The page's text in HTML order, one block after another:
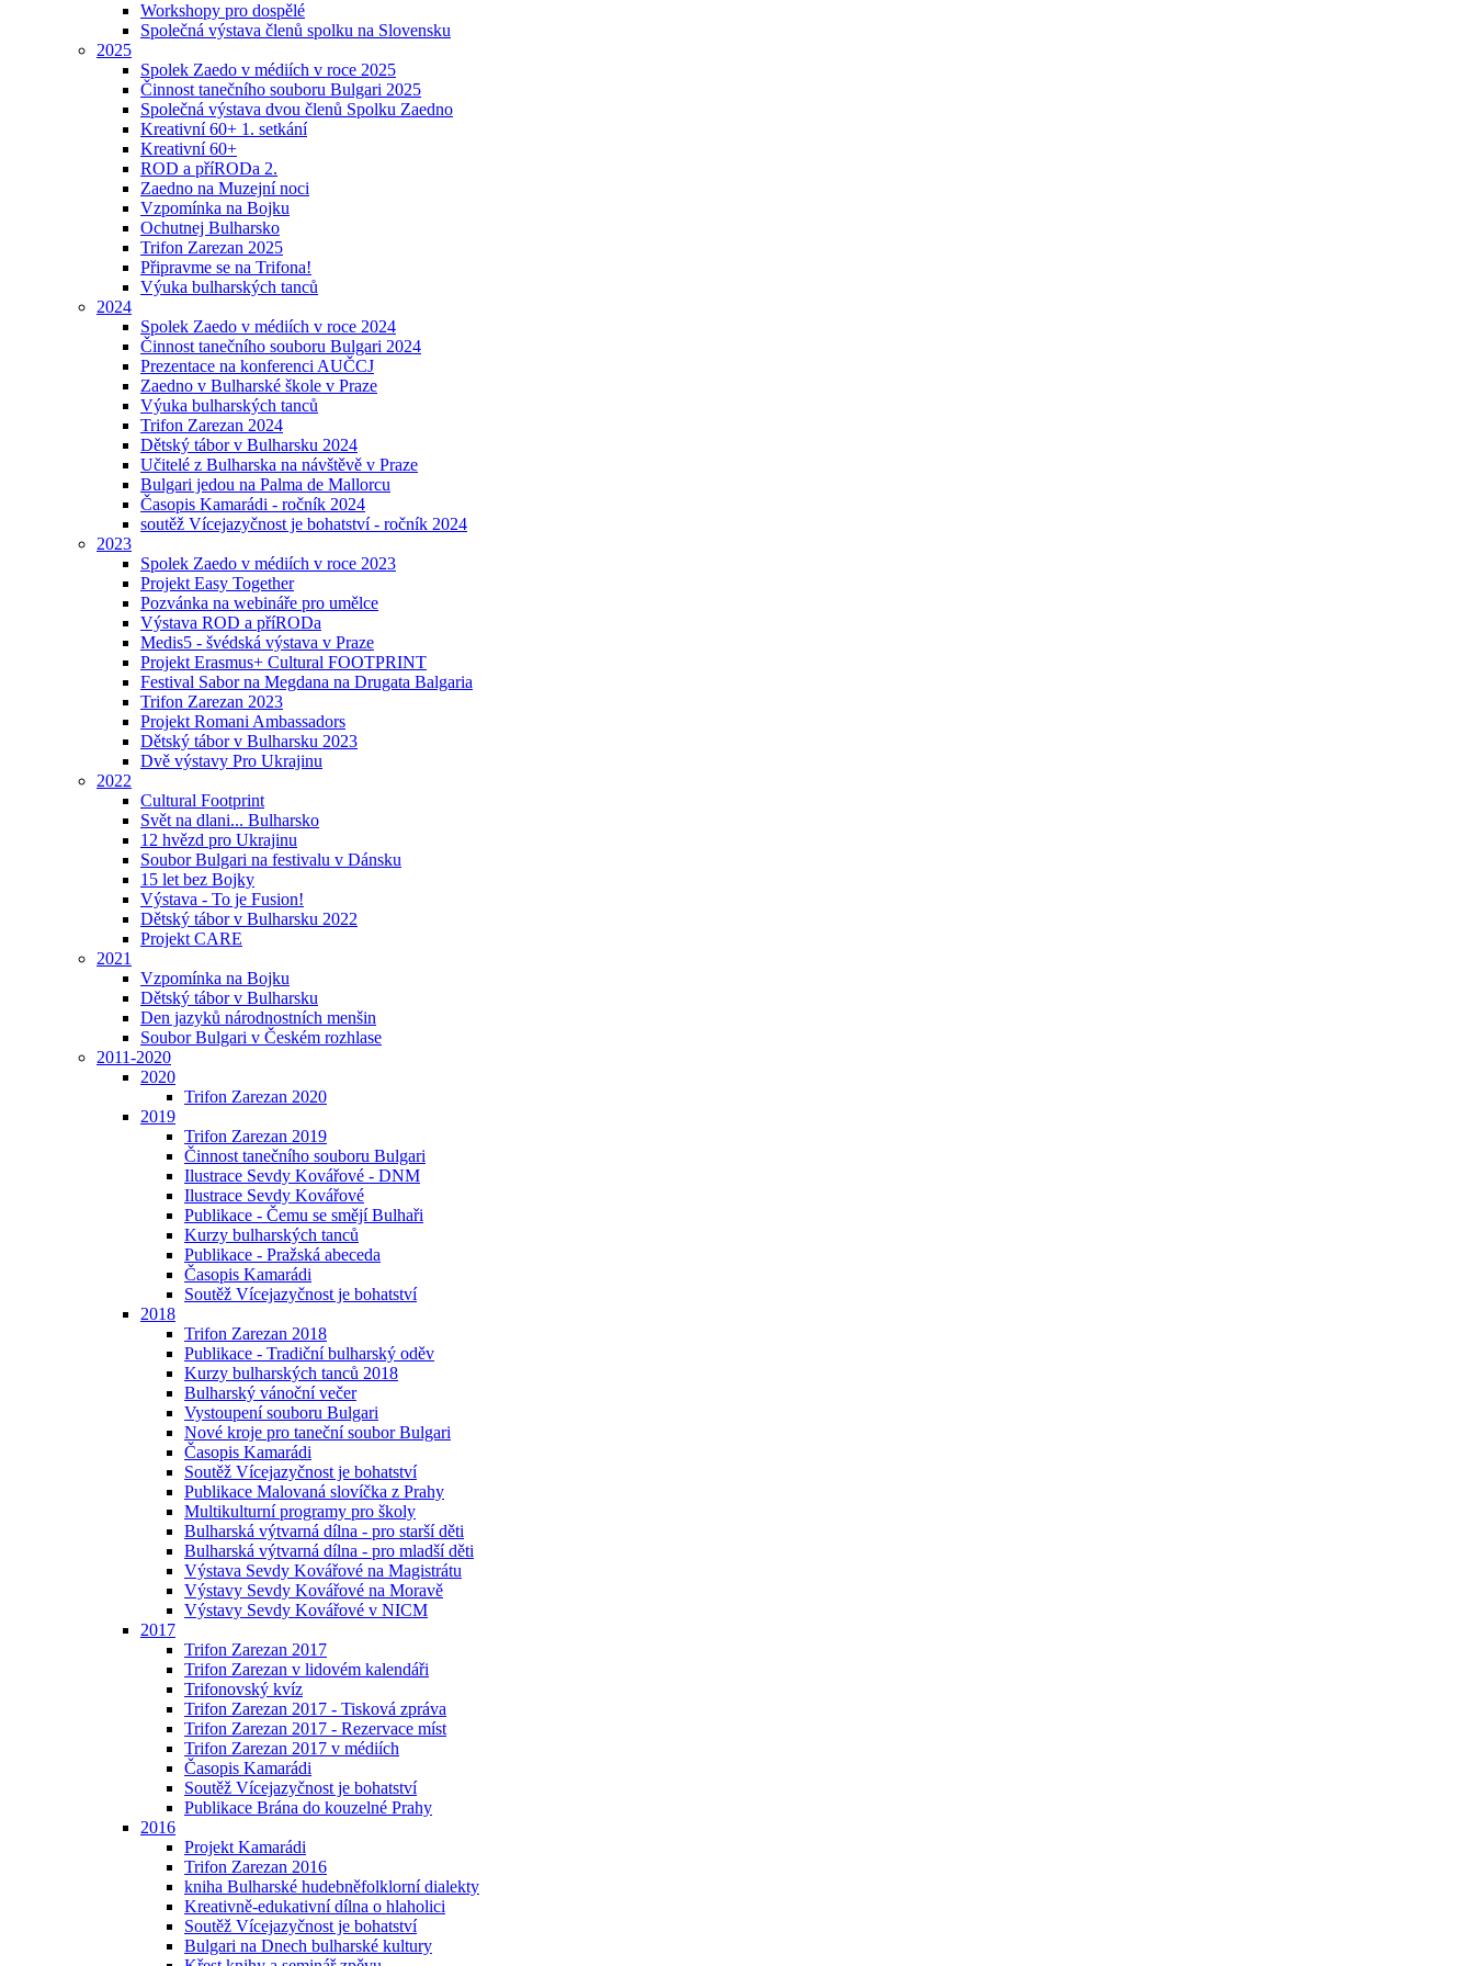
Workshopy pro dospělé
Společná výstava členů spolku na Slovensku
2025
Spolek Zaedo v médiích v roce 2025
Činnost tanečního souboru Bulgari 2025
Společná výstava dvou členů Spolku Zaedno
Kreativní 60+ 1. setkání
Kreativní 60+
ROD a příRODa 2.
Zaedno na Muzejní noci
Vzpomínka na Bojku
Ochutnej Bulharsko
Trifon Zarezan 2025
Připravme se na Trifona!
Výuka bulharských tanců
2024
Spolek Zaedo v médiích v roce 2024
Činnost tanečního souboru Bulgari 2024
Prezentace na konferenci AUČCJ
Zaedno v Bulharské škole v Praze
Výuka bulharských tanců
Trifon Zarezan 2024
Dětský tábor v Bulharsku 2024
Učitelé z Bulharska na návštěvě v Praze
Bulgari jedou na Palma de Mallorcu
Časopis Kamarádi - ročník 2024
soutěž Vícejazyčnost je bohatství - ročník 2024
2023
Spolek Zaedo v médiích v roce 2023
Projekt Easy Together
Pozvánka na webináře pro umělce
Výstava ROD a příRODa
Medis5 - švédská výstava v Praze
Projekt Erasmus+ Cultural FOOTPRINT
Festival Sabor na Megdana na Drugata Balgaria
Trifon Zarezan 2023
Projekt Romani Ambassadors
Dětský tábor v Bulharsku 2023
Dvě výstavy Pro Ukrajinu
2022
Cultural Footprint
Svět na dlani... Bulharsko
12 hvězd pro Ukrajinu
Soubor Bulgari na festivalu v Dánsku
15 let bez Bojky
Výstava - To je Fusion!
Dětský tábor v Bulharsku 2022
Projekt CARE
2021
Vzpomínka na Bojku
Dětský tábor v Bulharsku
Den jazyků národnostních menšin
Soubor Bulgari v Českém rozhlase
2011-2020
2020
Trifon Zarezan 2020
2019
Trifon Zarezan 2019
Činnost tanečního souboru Bulgari
Ilustrace Sevdy Kovářové - DNM
Ilustrace Sevdy Kovářové
Publikace - Čemu se smějí Bulhaři
Kurzy bulharských tanců
Publikace - Pražská abeceda
Časopis Kamarádi
Soutěž Vícejazyčnost je bohatství
2018
Trifon Zarezan 2018
Publikace - Tradiční bulharský oděv
Kurzy bulharských tanců 2018
Bulharský vánoční večer
Vystoupení souboru Bulgari
Nové kroje pro taneční soubor Bulgari
Časopis Kamarádi
Soutěž Vícejazyčnost je bohatství
Publikace Malovaná slovíčka z Prahy
Multikulturní programy pro školy
Bulharská výtvarná dílna - pro starší děti
Bulharská výtvarná dílna - pro mladší děti
Výstava Sevdy Kovářové na Magistrátu
Výstavy Sevdy Kovářové na Moravě
Výstavy Sevdy Kovářové v NICM
2017
Trifon Zarezan 2017
Trifon Zarezan v lidovém kalendáři
Trifonovský kvíz
Trifon Zarezan 2017 - Tisková zpráva
Trifon Zarezan 2017 - Rezervace míst
Trifon Zarezan 2017 v médiích
Časopis Kamarádi
Soutěž Vícejazyčnost je bohatství
Publikace Brána do kouzelné Prahy
2016
Projekt Kamarádi
Trifon Zarezan 2016
kniha Bulharské hudebněfolklorní dialekty
Kreativně-edukativní dílna o hlaholici
Soutěž Vícejazyčnost je bohatství
Bulgari na Dnech bulharské kultury